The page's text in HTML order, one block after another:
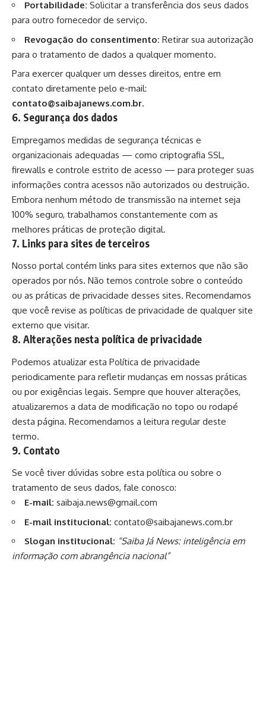
Portabilidade: Solicitar a transferência dos seus dados
para outro fornecedor de serviço.
Revogação do consentimento: Retirar sua autorização
para o tratamento de dados a qualquer momento.
Para exercer qualquer um desses direitos, entre em
contato diretamente pelo e-mail:
contato@saibajanews.com.br.
6. Segurança dos dados
Empregamos medidas de segurança técnicas e
organizacionais adequadas — como criptografia SSL,
firewalls e controle estrito de acesso — para proteger suas
informações contra acessos não autorizados ou destruição.
Embora nenhum método de transmissão na internet seja
100% seguro, trabalhamos constantemente com as
melhores práticas de proteção digital.
7. Links para sites de terceiros
Nosso portal contém links para sites externos que não são
operados por nós. Não temos controle sobre o conteúdo
ou as práticas de privacidade desses sites. Recomendamos
que você revise as políticas de privacidade de qualquer site
externo que visitar.
8. Alterações nesta política de privacidade
Podemos atualizar esta Política de privacidade
periodicamente para refletir mudanças em nossas práticas
ou por exigências legais. Sempre que houver alterações,
atualizaremos a data de modificação no topo ou rodapé
desta página. Recomendamos a leitura regular deste
termo.
9. Contato
Se você tiver dúvidas sobre esta política ou sobre o
tratamento de seus dados, fale conosco:
E-mail: saibaja.news@gmail.com
E-mail institucional: contato@saibajanews.com.br
Slogan institucional: “Saiba Já News: inteligência em
informação com abrangência nacional”